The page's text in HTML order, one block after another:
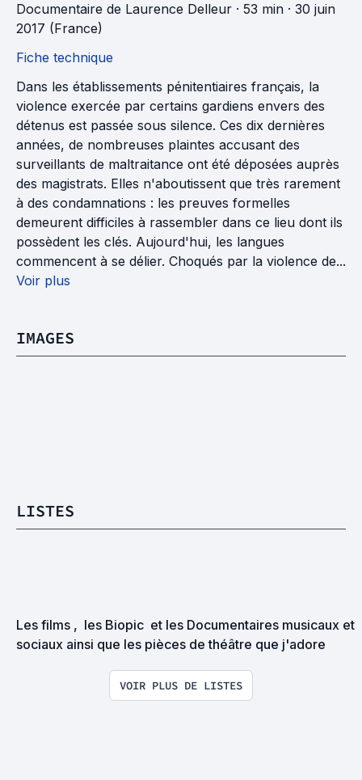
Documentaire de Laurence Delleur · 53 min · 30 juin
2017 (France)
Fiche technique
Dans les établissements pénitentiaires français, la
violence exercée par certains gardiens envers des
détenus est passée sous silence. Ces dix dernières
années, de nombreuses plaintes accusant des
surveillants de maltraitance ont été déposées auprès
des magistrats. Elles n'aboutissent que très rarement
à des condamnations : les preuves formelles
demeurent difficiles à rassembler dans ce lieu dont ils
possèdent les clés. Aujourd'hui, les langues
commencent à se délier. Choqués par la violence de...
Voir plus
IMAGES
LISTES
Les films ,  les Biopic  et les Documentaires musicaux et
sociaux ainsi que les pièces de théâtre que j'adore
VOIR PLUS DE LISTES